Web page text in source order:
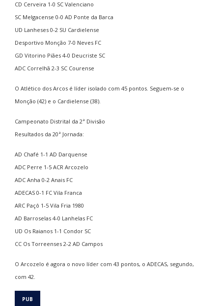
CD Cerveira 1-0 SC Valenciano
SC Melgacense 0-0 AD Ponte da Barca
UD Lanheses 0-2 SU Cardielense
Desportivo Monção 7-0 Neves FC
GD Vitorino Piães 4-0 Deucriste SC
ADC Correlhã 2-3 SC Courense
O Atlético dos Arcos é líder isolado com 45 pontos. Seguem-se o
Monção (42) e o Cardielense (38).
Campeonato Distrital da 2ª Divisão
Resultados da 20ª Jornada:
AD Chafé 1-1 AD Darquense
ADC Perre 1-5 ACR Arcozelo
ADC Anha 0-2 Anais FC
ADECAS 0-1 FC Vila Franca
ARC Paçô 1-5 Vila Fria 1980
AD Barroselas 4-0 Lanhelas FC
UD Os Raianos 1-1 Condor SC
CC Os Torreenses 2-2 AD Campos
O Arcozelo é agora o novo líder com 43 pontos, o ADECAS, segundo,
com 42.